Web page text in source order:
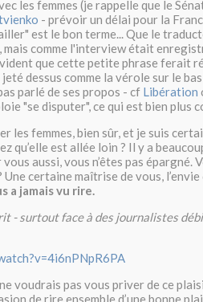
les femmes (je rappelle que le
- prévoir un délai pour la
est le bon terme... Que le
mais comme l'interview était
que cette petite phrase ferait
dessus comme la vérole sur le
parlé de ses propos - cf Libération
"se disputer", ce qui est bien plus
les femmes, bien sûr, et je suis
qu’elle est allée loin ? Il y a
aussi, vous n’êtes pas épargné.
Une certaine maîtrise de vous,
a jamais vu rire.
- surtout face à des journalistes
voudrais pas vous priver de ce
de rire ensemble d’une bonne